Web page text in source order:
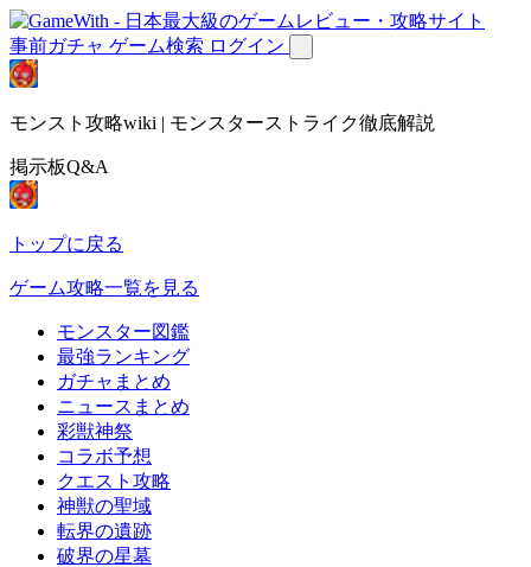
事前ガチャ ゲーム検索 ログイン
モンスト攻略wiki | モンスターストライク徹底解説
掲示板Q&A
トップに戻る
ゲーム攻略一覧を見る
モンスター図鑑
最強ランキング
ガチャまとめ
ニュースまとめ
彩獣神祭
コラボ予想
クエスト攻略
神獣の聖域
転界の遺跡
破界の星墓